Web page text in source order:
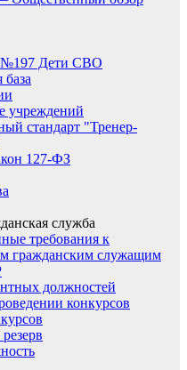
№197 Дети СВО
учреждений
стандарт "Тренер-
127-ФЗ
служба
требования к
гражданским служащим
должностей
конкурсов